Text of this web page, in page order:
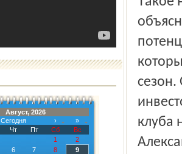
Август, 2026
Сегодня ›
»
Чт Пт Сб
Вс
1
2
6 7 8
9
сезон.
клуба